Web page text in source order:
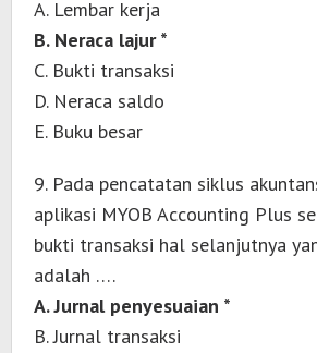
A. Lembar kerja
B. Neraca lajur *
C. Bukti transaksi
D. Neraca saldo
E. Buku besar
9. Pada pencatatan siklus
aplikasi MYOB Accounting Plus
bukti transaksi hal selanjutnya
adalah ….
A. Jurnal penyesuaian *
B. Jurnal transaksi